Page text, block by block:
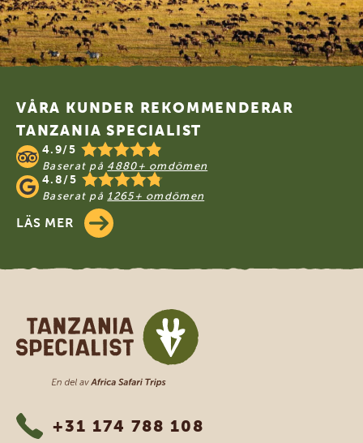
Footer
VÅRA KUNDER REKOMMENDERAR
TANZANIA SPECIALIST
4.9/5
Baserat på 4880+ omdömen
4.8/5
Baserat på 1265+ omdömen
LÄS MER
Tanzania Specialist
+31 174 788 108